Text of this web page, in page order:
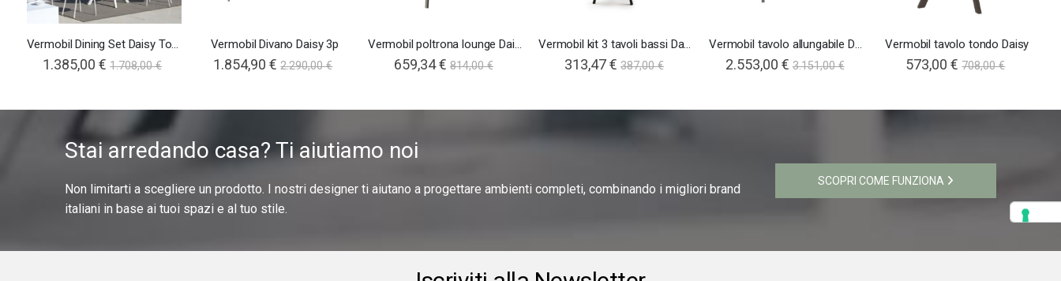
Vermobil Dining Set Daisy Tondo
1.385,00 € 1.708,00 €
Vermobil Divano Daisy 3p
1.854,90 € 2.290,00 €
Vermobil poltrona lounge Daisy
659,34 € 814,00 €
Vermobil kit 3 tavoli bassi Daisy
313,47 € 387,00 €
Vermobil tavolo allungabile Daisy
2.553,00 € 3.151,00 €
Vermobil tavolo tondo Daisy
573,00 € 708,00 €
Stai arredando casa? Ti aiutiamo noi
Non limitarti a scegliere un prodotto. I nostri designer ti aiutano a progettare ambienti completi, combinando i migliori brand
italiani in base ai tuoi spazi e al tuo stile.
SCOPRI COME FUNZIONA